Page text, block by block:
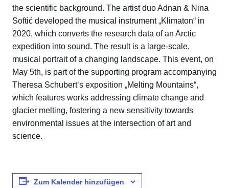
the scientific background. The artist duo Adnan & Nina
Softić developed the musical instrument „Klimaton“ in
2020, which converts the research data of an Arctic
expedition into sound. The result is a large-scale,
musical portrait of a changing landscape. This event, on
May 5th, is part of the supporting program accompanying
Theresa Schubert‘s exposition „Melting Mountains“,
which features works addressing climate change and
glacier melting, fostering a new sensitivity towards
environmental issues at the intersection of art and
science.
Zum Kalender hinzufügen